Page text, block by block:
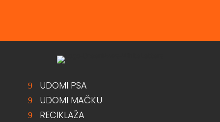
UDOMI PSA
UDOMI MAČKU
RECIKLAŽA